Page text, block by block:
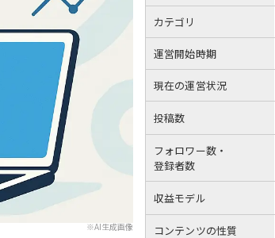
※AI生成画像
カテゴリ
運営開始時期
現在の運営状況
投稿数
フォロワー数・
登録者数
収益モデル
コンテンツの性質